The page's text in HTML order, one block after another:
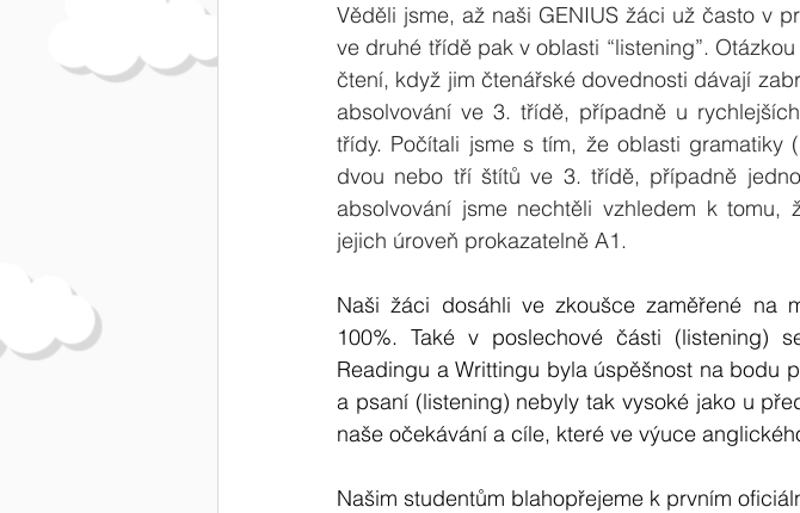
Věděli jsme, až naši GENIUS žáci už často v
ve druhé třídě pak v oblasti “listening”.
čtení, když jim čtenářské dovednosti dávají
absolvování ve 3. třídě, případně u
třídy. Počítali jsme s tím, že oblasti
dvou nebo tří štítů ve 3. třídě, případně
absolvování jsme nechtěli vzhledem k
jejich úroveň prokazatelně A1.
Naši žáci dosáhli ve zkoušce zaměřené na
100%. Také v poslechové části (listening)
Readingu a Writtingu byla úspěšnost na bodu
a psaní (listening) nebyly tak vysoké jako u
naše očekávání a cíle, které ve výuce
Našim studentům blahopřejeme k prvním